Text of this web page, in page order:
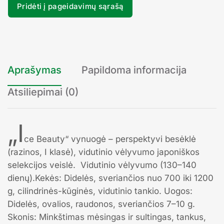
Pridėti į pageidavimų sąrašą
Aprašymas
Papildoma informacija
Atsiliepimai (0)
„I ce Beauty“ vynuogė – perspektyvi besėklė
(razinos, I klasė), vidutinio vėlyvumo japoniškos
selekcijos veislė. Vidutinio vėlyvumo (130–140
dienų).Kekės: Didelės, sveriančios nuo 700 iki 1200
g, cilindrinės-kūginės, vidutinio tankio. Uogos:
Didelės, ovalios, raudonos, sveriančios 7–10 g.
Skonis: Minkštimas mėsingas ir sultingas, tankus,